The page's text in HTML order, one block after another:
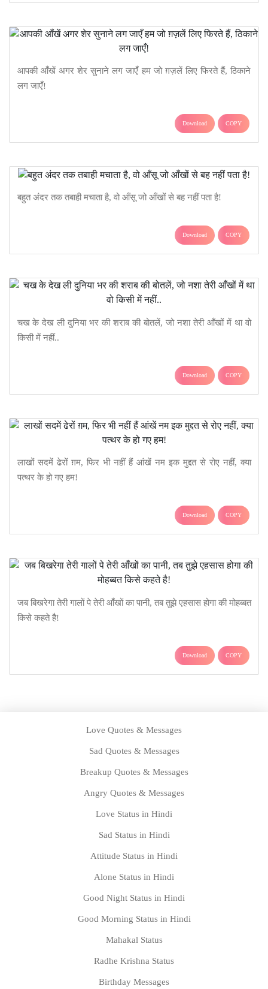
आपकी आँखें अगर शेर सुनाने लग जाएँ हम जो ग़ज़लें लिए फिरते हैं, ठिकाने
लग जाएँ!
Download COPY
बहुत अंदर तक तबाही मचाता है, वो आँसू जो आँखों से बह नहीं पता है!
Download COPY
चख के देख ली दुनिया भर की शराब की बोतलें, जो नशा तेरी आँखों में था वो
किसी में नहीं..
Download COPY
लाखों सदमें ढेरों ग़म, फिर भी नहीं हैं आंखें नम इक मुद्दत से रोए नहीं, क्या
पत्थर के हो गए हम!
Download COPY
जब बिखरेगा तेरी गालों पे तेरी आँखों का पानी, तब तुझे एहसास होगा की मोहब्बत
किसे कहते है!
Download COPY
Love Quotes & Messages
Sad Quotes & Messages
Breakup Quotes & Messages
Angry Quotes & Messages
Love Status in Hindi
Sad Status in Hindi
Attitude Status in Hindi
Alone Status in Hindi
Good Night Status in Hindi
Good Morning Status in Hindi
Mahakal Status
Radhe Krishna Status
Birthday Messages